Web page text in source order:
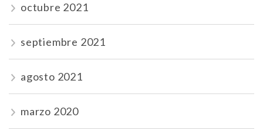
octubre 2021
septiembre 2021
agosto 2021
marzo 2020